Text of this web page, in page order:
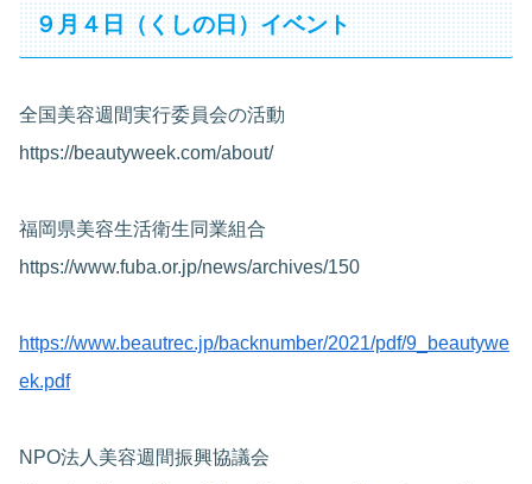
９月４日（くしの日）イベント
全国美容週間実行委員会の活動
https://beautyweek.com/about/
福岡県美容生活衛生同業組合
https://www.fuba.or.jp/news/archives/150
https://www.beautrec.jp/backnumber/2021/pdf/9_beautywe
ek.pdf
NPO法人美容週間振興協議会